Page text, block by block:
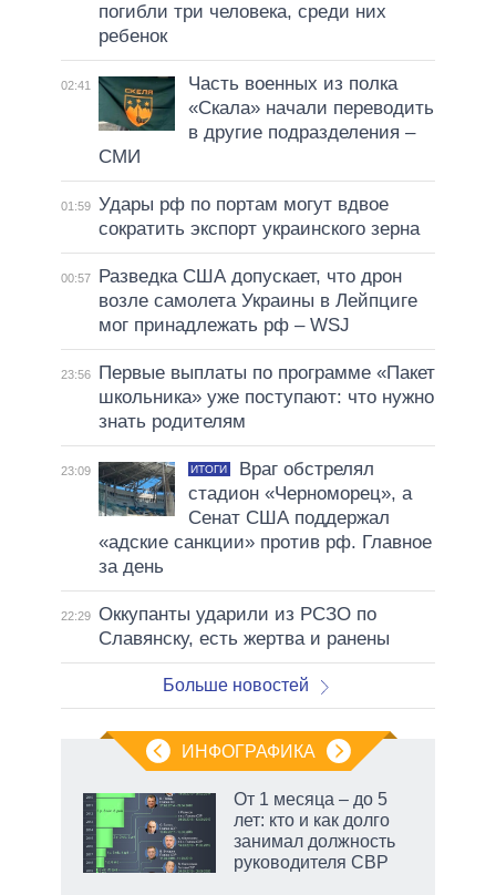
погибли три человека, среди них
ребенок
02:41
Часть военных из полка
«Скала» начали переводить
в другие подразделения –
СМИ
01:59 Удары рф по портам могут вдвое
сократить экспорт украинского зерна
00:57
Разведка США допускает, что дрон
возле самолета Украины в Лейпциге
мог принадлежать рф – WSJ
23:56
Первые выплаты по программе «Пакет
школьника» уже поступают: что нужно
знать родителям
23:09 ИТОГИ
Враг обстрелял
стадион «Черноморец», а
Сенат США поддержал
«адские санкции» против рф. Главное
за день
22:29 Оккупанты ударили из РСЗО по
Славянску, есть жертва и ранены
Больше новостей
ИНФОГРАФИКА
От 1 месяца – до 5
лет: кто и как долго
занимал должность
руководителя СВР